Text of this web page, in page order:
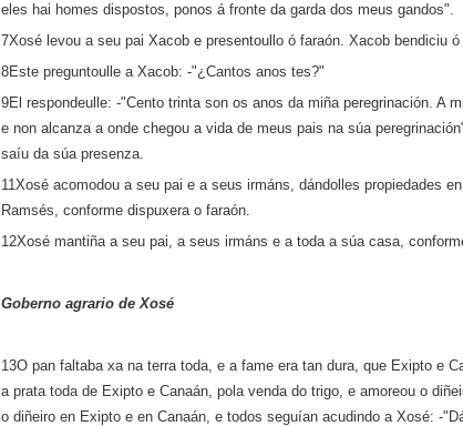
eles hai homes dispostos, ponos á fronte da garda dos meus gandos".
7Xosé levou a seu pai Xacob e presentoullo ó faraón. Xacob bendiciu ó
8Este preguntoulle a Xacob: ‑"¿Cantos anos tes?"
9El respondeulle: ‑"Cento trinta son os anos da miña peregrinación. A
e non alcanza a onde chegou a vida de meus pais na súa
saíu da súa presenza.
11Xosé acomodou a seu pai e a seus irmáns, dándolles propiedades
Ramsés, conforme dispuxera o faraón.
12Xosé mantiña a seu pai, a seus irmáns e a toda a súa casa,
Goberno agrario de Xosé
13O pan faltaba xa na terra toda, e a fame era tan dura, que Exipto e
a prata toda de Exipto e Canaán, pola venda do trigo, e amoreou o
o diñeiro en Exipto e en Canaán, e todos seguían acudindo a Xosé: